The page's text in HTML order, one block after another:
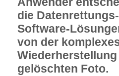
die
Software-
von der
gelöschten Foto.